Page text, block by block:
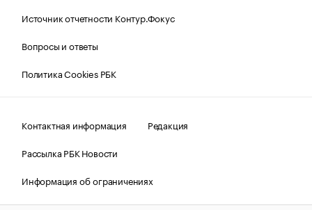
Источник отчетности Контур.Фокус
Вопросы и ответы
Политика Cookies РБК
Контактная информация
Редакция
Рассылка РБК Новости
Информация об ограничениях